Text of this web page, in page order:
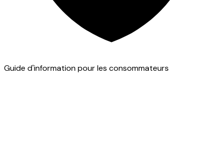
Guide d'information pour les consommateurs